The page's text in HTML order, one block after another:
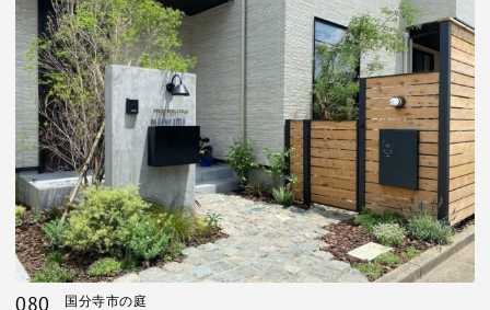
080
国分寺市の庭